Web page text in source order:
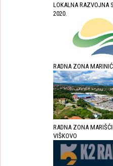
LOKALNA RAZVOJNA
2020.
RADNA ZONA
RADNA ZONA
VIŠKOVO